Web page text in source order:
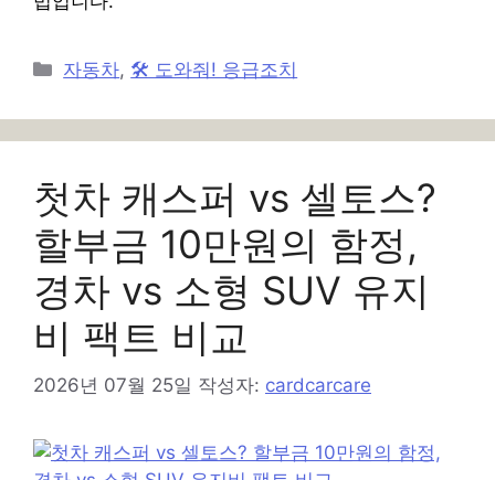
카
고
리
자동차, 🛠️ 도와줘! 응급조치
첫차 캐스퍼 vs 셀토스?
할부금 10만원의 함정,
경차 vs 소형 SUV 유지
비 팩트 비교
2026년 07월 25일 작성자: cardcarcare